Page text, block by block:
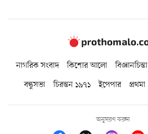
নাগরিক সংবাদ কিশোর আলো বিজ্ঞানচিন্তা
বন্ধুসভা
চিরন্তন ১৯৭১ ইপেপার প্রথমা
অনুসরণ করুন